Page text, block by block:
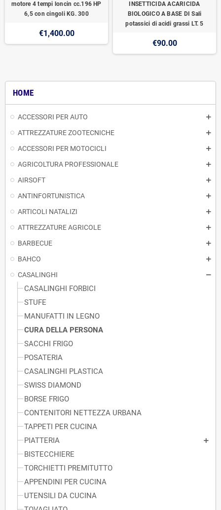
HOME
ACCESSORI PER AUTO
ATTREZZATURE ZOOTECNICHE
ACCESSORI PER MOTOCICLI
AGRICOLTURA PROFESSIONALE
AIRSOFT
ANTINFORTUNISTICA
ARTICOLI NATALIZI
ATTREZZATURE AGRICOLE
BARBECUE
BAHCO
CASALINGHI
CASALINGHI FORBICI
STUFE
MANUFATTI IN LEGNO
CURA DELLA PERSONA
SACCHI FRIGO
POSATERIA
CASALINGHI PLASTICA
SWISS DIAMOND
BORSE FRIGO
CONTENITORI NETTEZZA URBANA
TAPPETI PER CUCINA
PIATTERIA
BISTECCHIERE
TORCHIETTI PREMITUTTO
APPENDINI PER CUCINA
UTENSILI DA CUCINA
motore 4 tempi loncin cc.196 HP
6,5 con cingoli KG. 300
€1,400.00
INSETTICIDA ACARICIDA
BIOLOGICO A BASE DI Sali
potassici di acidi grassi LT. 5
€90.00